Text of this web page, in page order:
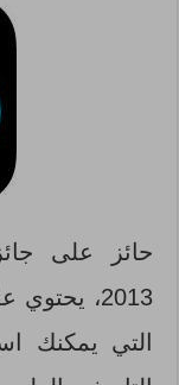
حائز على
2013،
التي يمكنك